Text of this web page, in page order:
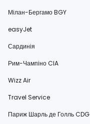
Мілан-Бергамо BGY
easyJet
Сардинія
Рим-Чампіно CIA
Wizz Air
Travel Service
Париж Шарль де Голль CDG